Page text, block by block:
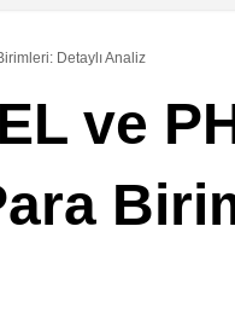
Detaylı Analiz
ve